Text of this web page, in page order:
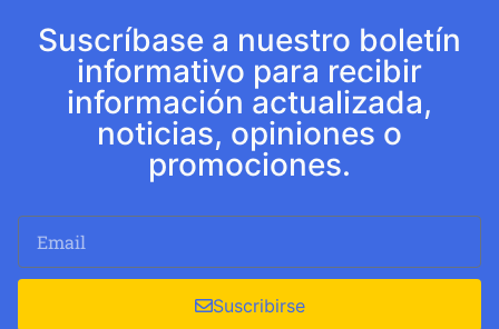
Suscríbase a nuestro boletín
informativo para recibir
información actualizada,
noticias, opiniones o
promociones.
Suscribirse